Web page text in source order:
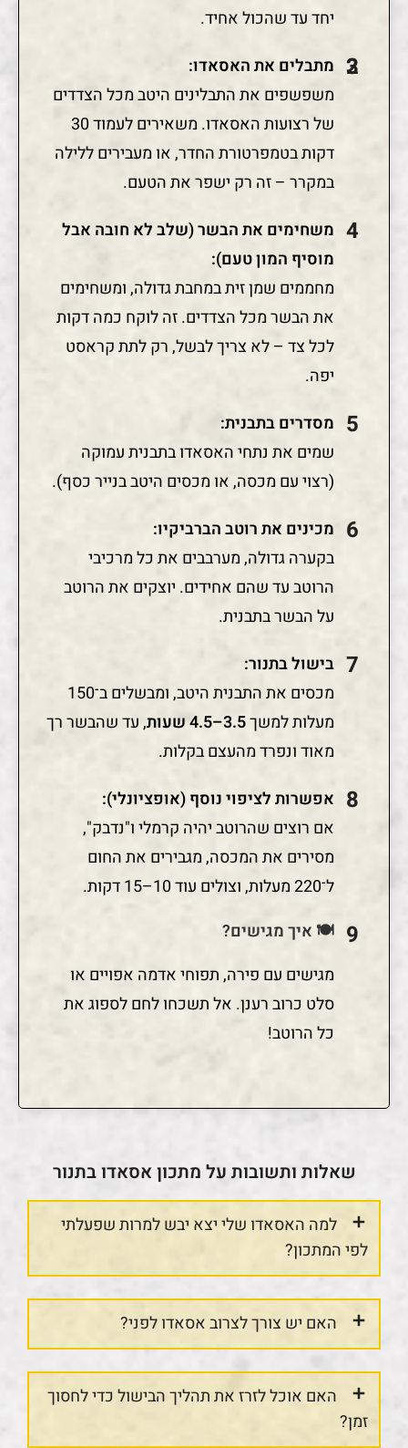
יחד עד שהכול אחיד.
מתבלים את האסאדו:
משפשפים את התבלינים היטב מכל הצדדים
של רצועות האסאדו. משאירים לעמוד 30
דקות בטמפרטורת החדר, או מעבירים ללילה
במקרר – זה רק ישפר את הטעם.
משחימים את הבשר (שלב לא חובה אבל
מוסיף המון טעם):
מחממים שמן זית במחבת גדולה, ומשחימים
את הבשר מכל הצדדים. זה לוקח כמה דקות
לכל צד – לא צריך לבשל, רק לתת קראסט
יפה.
מסדרים בתבנית:
שמים את נתחי האסאדו בתבנית עמוקה
(רצוי עם מכסה, או מכסים היטב בנייר כסף).
מכינים את רוטב הברביקיו:
בקערה גדולה, מערבבים את כל מרכיבי
הרוטב עד שהם אחידים. יוצקים את הרוטב
על הבשר בתבנית.
בישול בתנור:
מכסים את התבנית היטב, ומבשלים ב־150
מעלות למשך3.5–4.5 שעות
, עד שהבשר רך
מאוד ונפרד מהעצם בקלות.
אפשרות לציפוי נוסף (אופציונלי):
אם רוצים שהרוטב יהיה קרמלי ו"נדבק",
מסירים את המכסה, מגבירים את החום
ל־220 מעלות, וצולים עוד 10–15 דקות.
🍽️ איך מגישים?
מגישים עם פירה, תפוחי אדמה אפויים או
סלט כרוב רענן. אל תשכחו לחם לספוג את
כל הרוטב!
שאלות ותשובות על מתכון אסאדו בתנור
למה האסאדו שלי יצא יבש למרות שפעלתי
לפי המתכון?
האם יש צורך לצרוב אסאדו לפני?
האם אוכל לזרז את תהליך הבישול כדי לחסוך
זמן?